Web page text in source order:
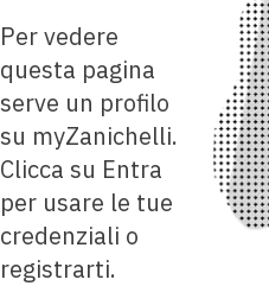
Per vedere
questa pagina
serve un profilo
su myZanichelli.
Clicca su Entra
per usare le tue
credenziali o
registrarti.